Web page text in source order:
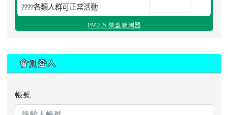
????各類人群可正常活動
PM2.5 微型感測器
會員登入
帳號